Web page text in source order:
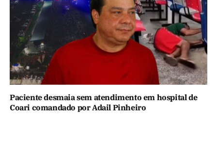
Paciente desmaia sem atendimento em hospital de
Coari comandado por Adail Pinheiro